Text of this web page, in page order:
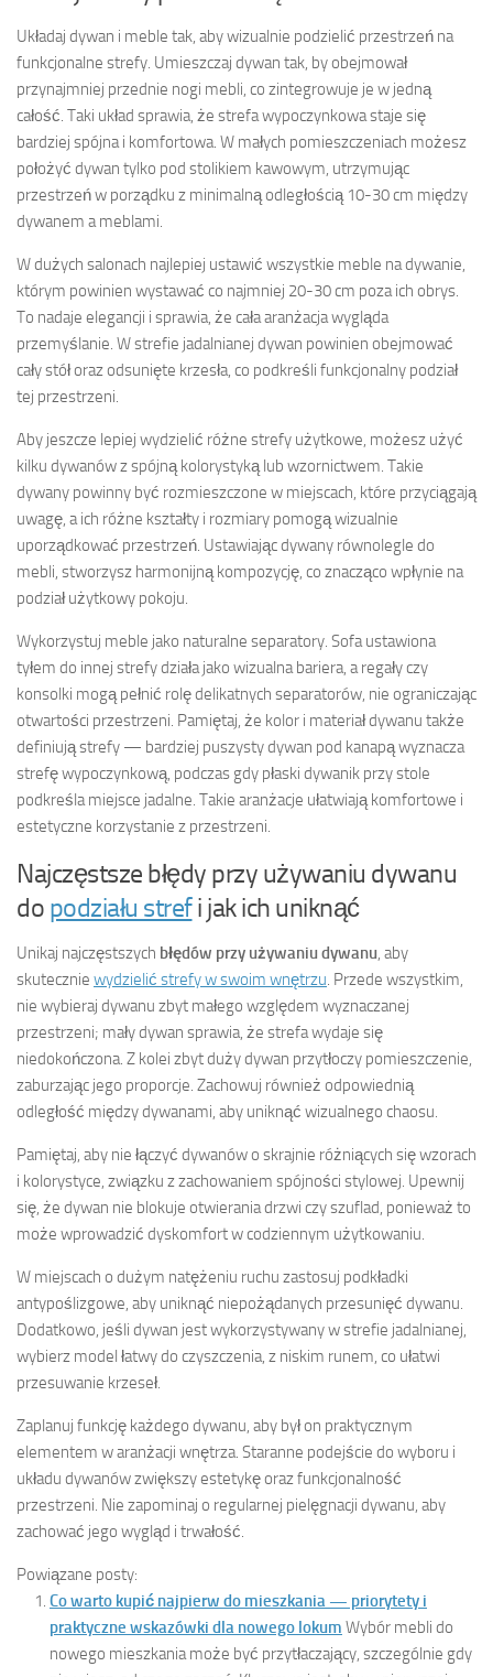
Układaj dywan i meble tak, aby wizualnie podzielić przestrzeń na
funkcjonalne strefy. Umieszczaj dywan tak, by obejmował
przynajmniej przednie nogi mebli, co zintegrowuje je w jedną
całość. Taki układ sprawia, że strefa wypoczynkowa staje się
bardziej spójna i komfortowa. W małych pomieszczeniach możesz
położyć dywan tylko pod stolikiem kawowym, utrzymując
przestrzeń w porządku z minimalną odległością 10-30 cm między
dywanem a meblami.
W dużych salonach najlepiej ustawić wszystkie meble na dywanie,
którym powinien wystawać co najmniej 20-30 cm poza ich obrys.
To nadaje elegancji i sprawia, że cała aranżacja wygląda
przemyślanie. W strefie jadalnianej dywan powinien obejmować
cały stół oraz odsunięte krzesła, co podkreśli funkcjonalny podział
tej przestrzeni.
Aby jeszcze lepiej wydzielić różne strefy użytkowe, możesz użyć
kilku dywanów z spójną kolorystyką lub wzornictwem. Takie
dywany powinny być rozmieszczone w miejscach, które przyciągają
uwagę, a ich różne kształty i rozmiary pomogą wizualnie
uporządkować przestrzeń. Ustawiając dywany równolegle do
mebli, stworzysz harmonijną kompozycję, co znacząco wpłynie na
podział użytkowy pokoju.
Wykorzystuj meble jako naturalne separatory. Sofa ustawiona
tyłem do innej strefy działa jako wizualna bariera, a regały czy
konsolki mogą pełnić rolę delikatnych separatorów, nie ograniczając
otwartości przestrzeni. Pamiętaj, że kolor i materiał dywanu także
definiują strefy — bardziej puszysty dywan pod kanapą wyznacza
strefę wypoczynkową, podczas gdy płaski dywanik przy stole
podkreśla miejsce jadalne. Takie aranżacje ułatwiają komfortowe i
estetyczne korzystanie z przestrzeni.
Najczęstsze błędy przy używaniu dywanu
do podziału strefi jak ich uniknąć
Unikaj najczęstszych błędów przy używaniu dywanu, aby
skutecznie wydzielić strefy w swoim wnętrzu. Przede wszystkim,
nie wybieraj dywanu zbyt małego względem wyznaczanej
przestrzeni; mały dywan sprawia, że strefa wydaje się
niedokończona. Z kolei zbyt duży dywan przytłoczy pomieszczenie,
zaburzając jego proporcje. Zachowuj również odpowiednią
odległość między dywanami, aby uniknąć wizualnego chaosu.
Pamiętaj, aby nie łączyć dywanów o skrajnie różniących się wzorach
i kolorystyce, związku z zachowaniem spójności stylowej. Upewnij
się, że dywan nie blokuje otwierania drzwi czy szuflad, ponieważ to
może wprowadzić dyskomfort w codziennym użytkowaniu.
W miejscach o dużym natężeniu ruchu zastosuj podkładki
antypoślizgowe, aby uniknąć niepożądanych przesunięć dywanu.
Dodatkowo, jeśli dywan jest wykorzystywany w strefie jadalnianej,
wybierz model łatwy do czyszczenia, z niskim runem, co ułatwi
przesuwanie krzeseł.
Zaplanuj funkcję każdego dywanu, aby był on praktycznym
elementem w aranżacji wnętrza. Staranne podejście do wyboru i
układu dywanów zwiększy estetykę oraz funkcjonalność
przestrzeni. Nie zapominaj o regularnej pielęgnacji dywanu, aby
zachować jego wygląd i trwałość.
Powiązane posty:
Co warto kupić najpierw do mieszkania — priorytety i
praktyczne wskazówki dla nowego lokum Wybór mebli do
nowego mieszkania może być przytłaczający, szczególnie gdy